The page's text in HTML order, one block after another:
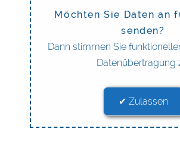
Möchten Sie Daten an
senden?
Dann stimmen Sie
Datenübertragung
✔ Zulassen